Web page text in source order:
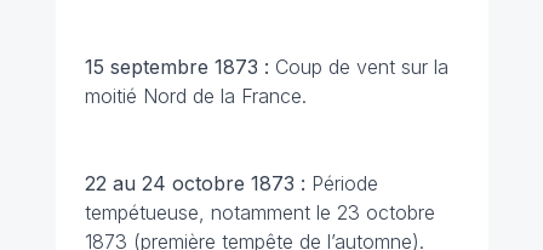
15 septembre 1873 : Coup de vent sur la
moitié Nord de la France.
22 au 24 octobre 1873 : Période
tempétueuse, notamment le 23 octobre
1873 (première tempête de l’automne).